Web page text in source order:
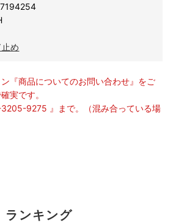
止め
『商品についてのお問い合わせ』をご
実です。
9275 』まで。（混み合っている場
ランキング